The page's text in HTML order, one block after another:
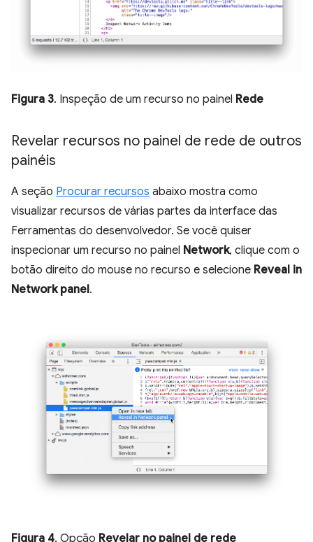
Figura 3. Inspeção de um recurso no painel Rede
Revelar recursos no painel de rede de outros
painéis
A seção Procurar recursos abaixo mostra como
visualizar recursos de várias partes da interface das
Ferramentas do desenvolvedor. Se você quiser
inspecionar um recurso no painel Network, clique com o
botão direito do mouse no recurso e selecione Reveal in
Network panel.
Figura 4. Opção Revelar no painel de rede